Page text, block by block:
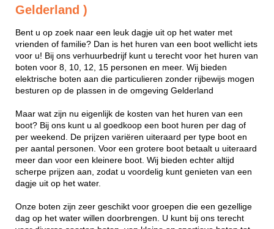
Gelderland )
Bent u op zoek naar een leuk dagje uit op het water met
vrienden of familie? Dan is het huren van een boot wellicht iets
voor u! Bij ons verhuurbedrijf kunt u terecht voor het huren van
boten voor 8, 10, 12, 15 personen en meer. Wij bieden
elektrische boten aan die particulieren zonder rijbewijs mogen
besturen op de plassen in de omgeving Gelderland
Maar wat zijn nu eigenlijk de kosten van het huren van een
boot? Bij ons kunt u al goedkoop een boot huren per dag of
per weekend. De prijzen variëren uiteraard per type boot en
per aantal personen. Voor een grotere boot betaalt u uiteraard
meer dan voor een kleinere boot. Wij bieden echter altijd
scherpe prijzen aan, zodat u voordelig kunt genieten van een
dagje uit op het water.
Onze boten zijn zeer geschikt voor groepen die een gezellige
dag op het water willen doorbrengen. U kunt bij ons terecht